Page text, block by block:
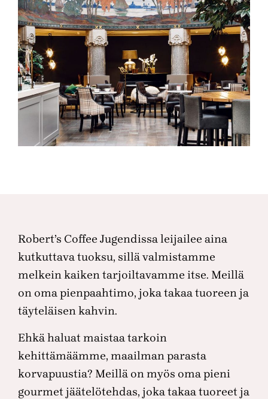
Robert’s Coffee Jugendissa leijailee aina
kutkuttava tuoksu, sillä valmistamme
melkein kaiken tarjoiltavamme itse. Meillä
on oma pienpaahtimo, joka takaa tuoreen ja
täyteläisen kahvin.
Ehkä haluat maistaa tarkoin
kehittämäämme, maailman parasta
korvapuustia? Meillä on myös oma pieni
gourmet jäätelötehdas, joka takaa tuoreet ja